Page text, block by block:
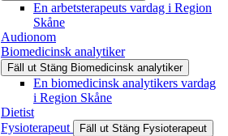
En arbetsterapeuts vardag i Region
Skåne
Audionom
Biomedicinsk analytiker
Fäll ut Stäng Biomedicinsk analytiker
En biomedicinsk analytikers vardag
i Region Skåne
Dietist
Fysioterapeut
Fäll ut Stäng Fysioterapeut